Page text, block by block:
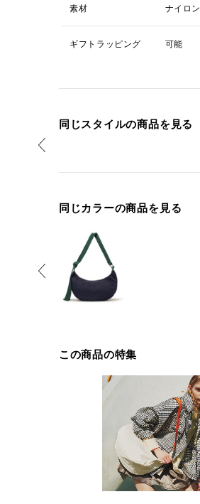
素材 ナイロン
ギフトラッピング 可能
同じスタイルの商品を見る
同じカラーの商品を見る
この商品の特集